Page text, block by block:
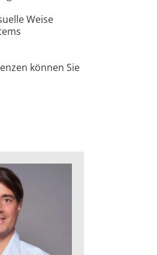
Weise
können Sie